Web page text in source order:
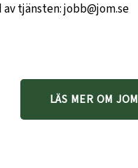
av tjänsten:jobb@jom.se
LÄS MER OM JOM